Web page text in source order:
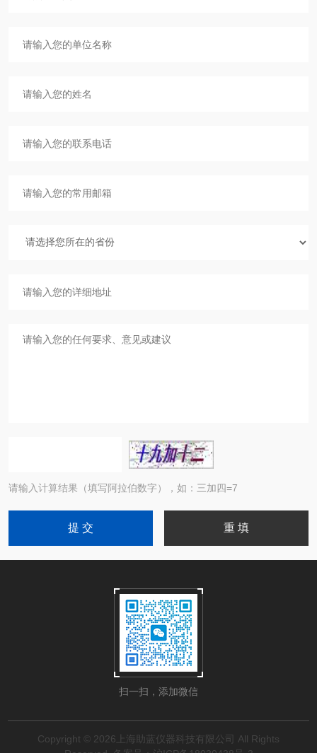
请输入计算结果（填写阿拉伯数字），如：三加四=7
扫一扫，添加微信
Copyright © 2026上海助蓝仪器科技有限公司 All Rights